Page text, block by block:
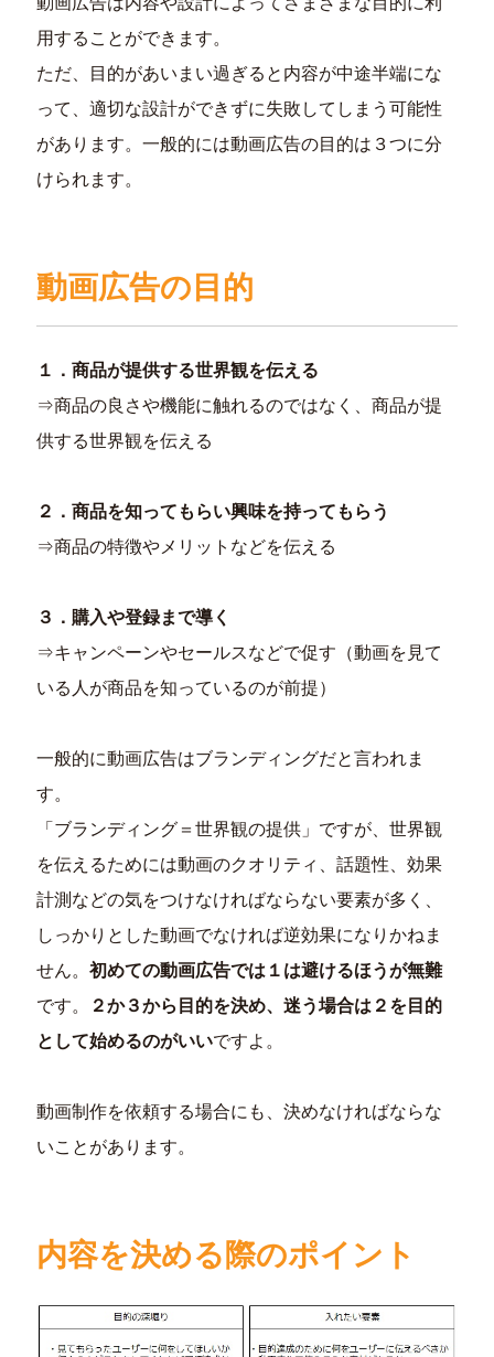
用することができます。
ただ、目的があいまい過ぎると内容が中途半端にな
って、適切な設計ができずに失敗してしまう可能性
があります。一般的には動画広告の目的は３つに分
けられます。
動画広告の目的
１．商品が提供する世界観を伝える
⇒商品の良さや機能に触れるのではなく、商品が提
供する世界観を伝える
２．商品を知ってもらい興味を持ってもらう
⇒商品の特徴やメリットなどを伝える
３．購入や登録まで導く
⇒キャンペーンやセールスなどで促す（動画を見て
いる人が商品を知っているのが前提）
一般的に動画広告はブランディングだと言われま
す。
「ブランディング＝世界観の提供」ですが、世界観
を伝えるためには動画のクオリティ、話題性、効果
計測などの気をつけなければならない要素が多く、
しっかりとした動画でなければ逆効果になりかねま
せん。初めての動画広告では１は避けるほうが無難
です。
２か３から目的を決め、迷う場合は２を目的
として始めるのがいいですよ。
動画制作を依頼する場合にも、決めなければならな
いことがあります。
内容を決める際のポイント